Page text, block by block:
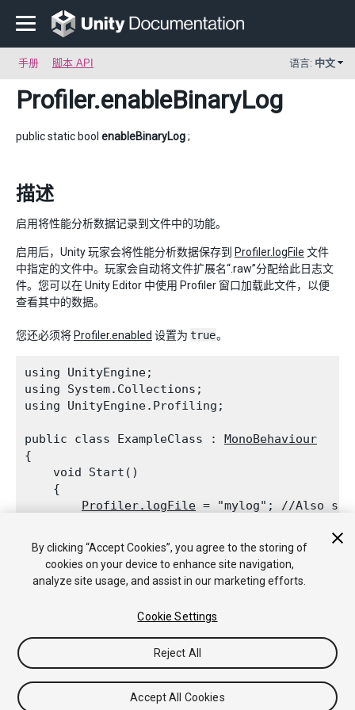
手册 脚本 API 语言: 中文
Profiler.enableBinaryLog
public static bool enableBinaryLog;
描述
启用将性能分析数据记录到文件中的功能。
启用后，Unity 玩家会将性能分析数据保存到 Profiler.logFile 文件
中指定的文件中。玩家会自动将文件扩展名“.raw”分配给此日志文
件。您可以在 Unity Editor 中使用 Profiler 窗口加载此文件，以便
查看其中的数据。
您还必须将 Profiler.enabled 设置为 true。
using UnityEngine;
using System.Collections;
using UnityEngine.Profiling;
public class ExampleClass : MonoBehaviour
{
    void Start()
    {
Profiler.logFile = "mylog"; //Also
Profiler.enabled
    }
Copyright © 2018 Unity Technologies. Publication 2018.2
教程
Cookie
不要出售或分享我的个人信息
Your Privacy Choices (Cookie Settings)
By clicking “Accept Cookies”, you agree to the storing of
cookies on your device to enhance site navigation,
analyze site usage, and assist in our marketing efforts.
Cookie Settings
Reject All
Accept All Cookies